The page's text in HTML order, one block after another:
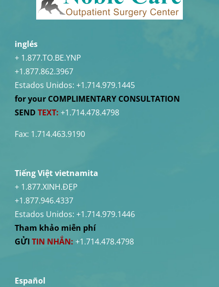
inglés
+ 1.877.TO.BE.YNP
+1.877.862.3967
Estados Unidos: +1.714.979.1445
for your COMPLIMENTARY CONSULTATION
SEND TEXT: +1.714.478.4798
Fax: 1.714.463.9190
Tiếng Việt vietnamita
+ 1.877.XINH.ĐẸP
+1.877.946.4337
Estados Unidos: +1.714.979.1446
Tham khảo miễn phí
GỬI TIN NHẮN: +1.714.478.4798
Español